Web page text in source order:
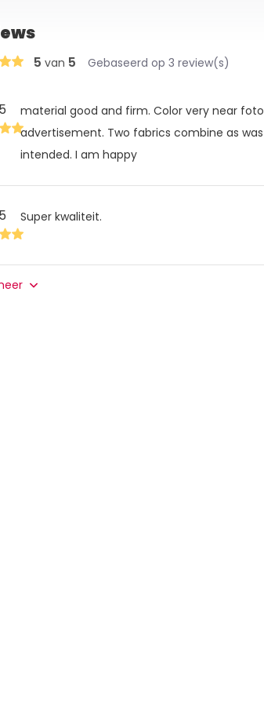
5 van 5 Gebaseerd op 3 review(s)
material good and firm. Color very near foto
advertisement. Two fabrics combine as was
intended. I am happy
Super kwaliteit.